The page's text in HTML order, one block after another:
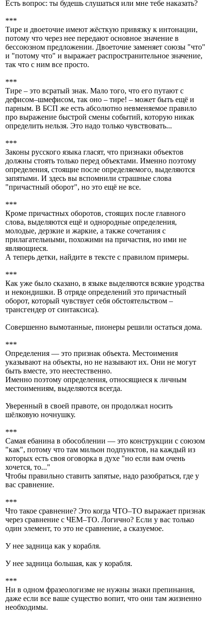
Есть вопрос: ты будешь слушаться или мне тебе наказать?
***
Тире и двоеточие имеют жёсткую привязку к интонации,
потому что через нее передают основное значение в
бессоюзном предложении. Двоеточие заменяет союзы "что"
и "потому что" и выражает распространительное значение,
так что с ним все просто.
***
Тире – это всратый знак. Мало того, что его путают с
дефисом–шмефисом, так оно – тире! – может быть ещё и
парным. В БСП же есть абсолютно невменяемое правило
про выражение быстрой смены событий, которую никак
определить нельзя. Это надо только чувствовать...
***
Законы русского языка гласят, что признаки объектов
должны стоять только перед объектами. Именно поэтому
определения, стоящие после определяемого, выделяются
запятыми. И здесь вы вспомнили страшные слова
"причастный оборот", но это ещё не все.
***
Кроме причастных оборотов, стоящих после главного
слова, выделяются ещё и однородные определения,
молодые, дерзкие и жаркие, а также сочетания с
прилагательными, похожими на причастия, но ими не
являющиеся.
А теперь детки, найдите в тексте с правилом примеры.
***
Как уже было сказано, в языке выделяются всякие уродства
и некондишки. В отряде определений это причастный
оборот, который чувствует себя обстоятельством –
трансгендер от синтаксиса).
Совершенно вымотанные, пионеры решили остаться дома.
***
Определения — это признак объекта. Местоимения
указывают на объекты, но не называют их. Они не могут
быть вместе, это неестественно.
Именно поэтому определения, относящиеся к личным
местоимениям, выделяются всегда.
Уверенный в своей правоте, он продолжал носить
шёлковую ночнушку.
***
Самая ебанина в обособлении — это конструкции с союзом
"как", потому что там мильон подпунктов, на каждый из
которых есть своя оговорка в духе "но если вам очень
хочется, то..."
Чтобы правильно ставить запятые, надо разобраться, где у
вас сравнение.
***
Что такое сравнение? Это когда ЧТО–ТО выражает признак
через сравнение с ЧЕМ–ТО. Логично? Если у вас только
один элемент, то это не сравнение, а сказуемое.
У нее задница как у корабля.
У нее задница большая, как у корабля.
***
Ни в одном фразеологизме не нужны знаки препинания,
даже если все ваше существо вопит, что они там жизненно
необходимы.